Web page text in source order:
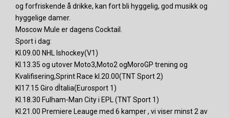
og forfriskende å drikke, kan fort bli hyggelig, god musikk og
hyggelige damer.
Moscow Mule er dagens Cocktail.
Sport i dag:
Kl.09.00 NHL Ishockey(V1)
Kl.13.35 og utover Moto3,Moto2 ogMoroGP trening og
Kvalifisering,Sprint Race kl.20.00(TNT Sport 2)
Kl17.15 Giro dÌtalia(Eurosport 1)
Kl.18.30 Fulham-Man City i EPL (TNT Sport 1)
Kl.21.00 Premiere Leauge med 6 kamper , vi viser minst 2 av